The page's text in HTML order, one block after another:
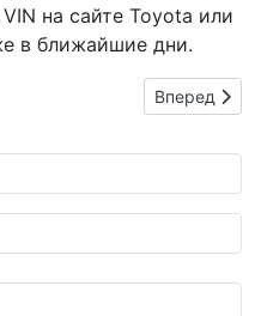
на сайте Toyota или
в ближайшие дни.
Turbo прибыл в Японию:
Следующий:
Вперед